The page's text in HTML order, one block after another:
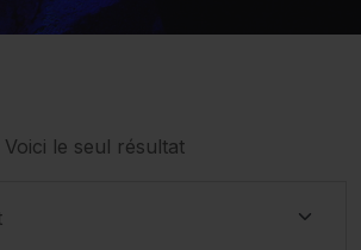
Voici le seul résultat